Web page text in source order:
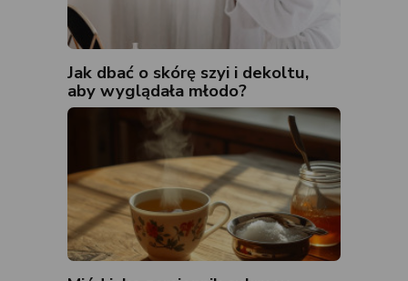
Jak dbać o skórę szyi i dekoltu,
aby wyglądała młodo?